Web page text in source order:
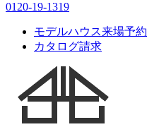
0120-19-1319
モデルハウス来場予約
カタログ請求